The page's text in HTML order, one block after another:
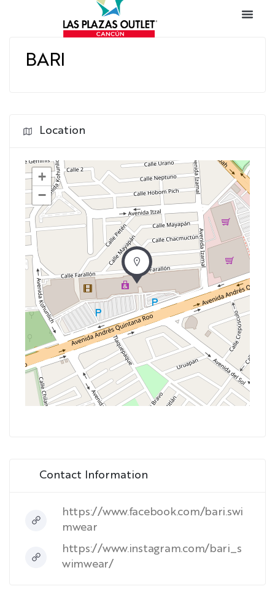
BARI
Location
+
−
Contact Information
https://www.facebook.com/bari.swi
mwear
https://www.instagram.com/bari_s
wimwear/